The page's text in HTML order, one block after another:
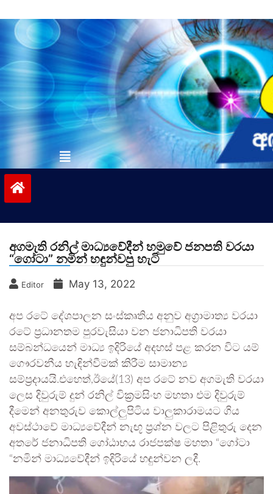
to
contentvinivida.lk
අගමැති රනිල් මාධ්‍යවේදීන් හමුවේ ජනපති වරයා
“ගෝටා” නමින් හඳුන්වපු හැටි
Editor May 13, 2022
අප රටේ දේශපාලන සංස්කෘතිය අනුව අග්‍රාමාත්‍ය වරයා
රටේ ප්‍රධානතම පුරවැසියා වන ජනාධිපති වරයා
සම්බන්ධයෙන් මාධ්‍ය ඉදිරියේ අදහස් පළ කරන විට යම්
ගෞරවනීය හැඳින්වීමක් කිරීම සාමාන්‍ය
සම්ප්‍රදායයි.එහෙත්,ඊයේ(13) අප රටේ නව අගමැති වරයා
ලෙස දිවුරුම් දුන් රනිල් වික්‍රමසිංහ මහතා එම දිවුරුම්
දීමෙන් අනතුරුව කොල්ලුපිටිය වාලුකාරාමයට ගිය
අවස්ථාවේ මාධ්‍යවේදීන් නැඟූ ප්‍රශ්න වලට පිළිතුරු දෙන
අතරේ ජනාධිපති ගෝඨාභය රාජපක්ෂ මහතා “ගෝටා
“නමින් මාධ්‍යවේදීන් ඉදිරියේ හඳුන්වන ලදී.